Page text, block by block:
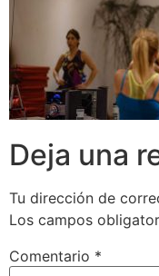
Deja una
Tu dirección de
Los campos
Comentario *